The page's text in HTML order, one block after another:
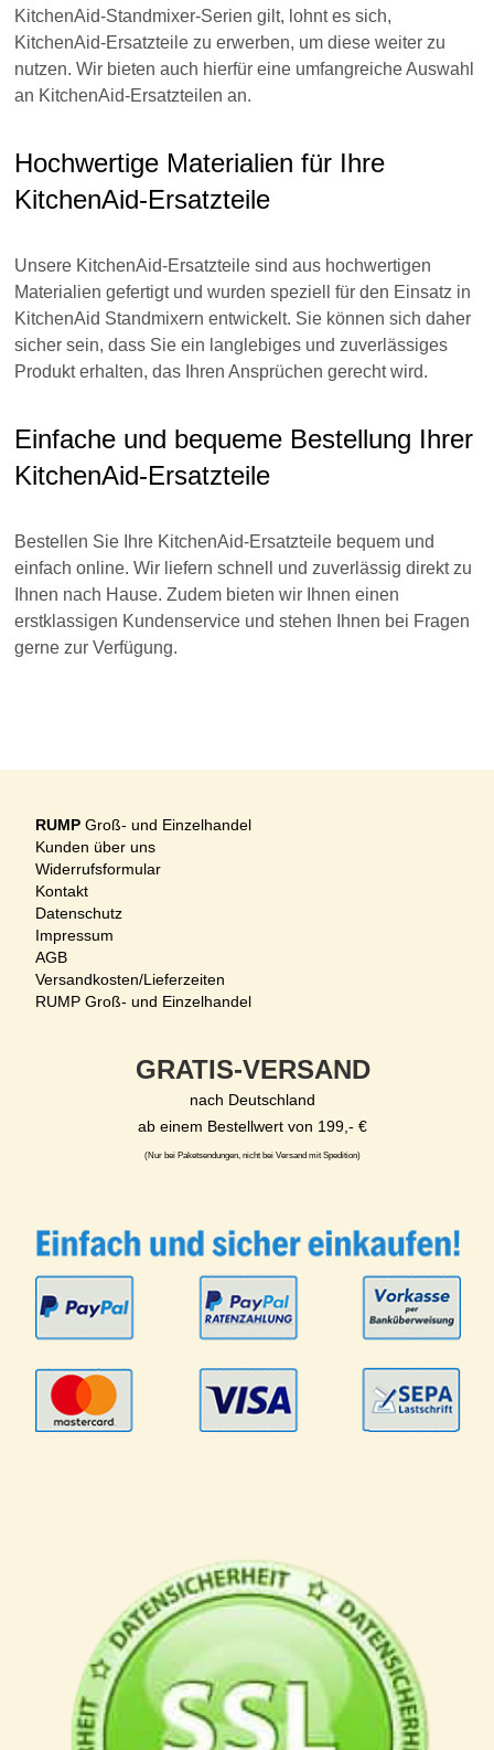
KitchenAid-Standmixer-Serien gilt, lohnt es sich,
KitchenAid-Ersatzteile zu erwerben, um diese weiter zu
nutzen. Wir bieten auch hierfür eine umfangreiche Auswahl
an KitchenAid-Ersatzteilen an.
Hochwertige Materialien für Ihre
KitchenAid-Ersatzteile
Unsere KitchenAid-Ersatzteile sind aus hochwertigen
Materialien gefertigt und wurden speziell für den Einsatz in
KitchenAid Standmixern entwickelt. Sie können sich daher
sicher sein, dass Sie ein langlebiges und zuverlässiges
Produkt erhalten, das Ihren Ansprüchen gerecht wird.
Einfache und bequeme Bestellung Ihrer
KitchenAid-Ersatzteile
Bestellen Sie Ihre KitchenAid-Ersatzteile bequem und
einfach online. Wir liefern schnell und zuverlässig direkt zu
Ihnen nach Hause. Zudem bieten wir Ihnen einen
erstklassigen Kundenservice und stehen Ihnen bei Fragen
gerne zur Verfügung.
RUMP Groß- und Einzelhandel
Kunden über uns
Widerrufsformular
Kontakt
Datenschutz
Impressum
AGB
Versandkosten/Lieferzeiten
RUMP Groß- und Einzelhandel
GRATIS-VERSAND
nach Deutschland
ab einem Bestellwert von 199,- €
(Nur bei Paketsendungen, nicht bei Versand mit Spedition)